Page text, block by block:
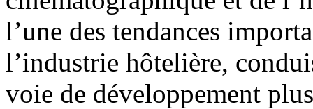
l’une des tendances
l’industrie hôtelière,
voie de développement